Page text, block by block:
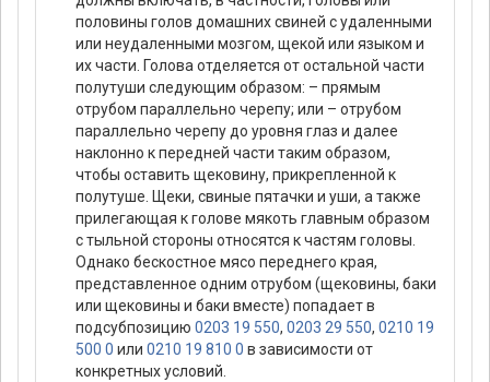
половины голов домашних свиней с удаленными
или неудаленными мозгом, щекой или языком и
их части. Голова отделяется от остальной части
полутуши следующим образом: – прямым
отрубом параллельно черепу; или – отрубом
параллельно черепу до уровня глаз и далее
наклонно к передней части таким образом,
чтобы оставить щековину, прикрепленной к
полутуше. Щеки, свиные пятачки и уши, а также
прилегающая к голове мякоть главным образом
с тыльной стороны относятся к частям головы.
Однако бескостное мясо переднего края,
представленное одним отрубом (щековины, баки
или щековины и баки вместе) попадает в
подсубпозицию 0203 19 550, 0203 29 550, 0210 19
500 0 или 0210 19 810 0 в зависимости от
конкретных условий.